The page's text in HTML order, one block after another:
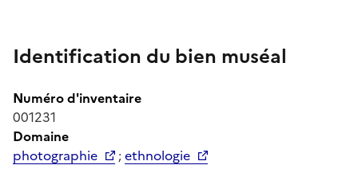
Identification du bien muséal
Numéro d'inventaire
001231
Domaine
photographie
;ethnologie